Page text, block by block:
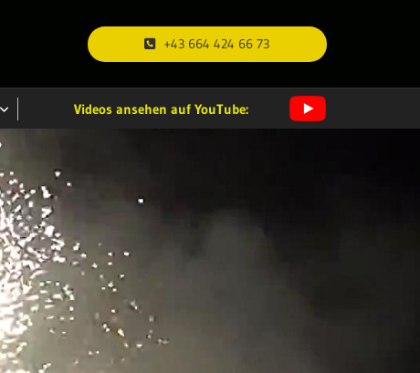
+43 664 424 66 73
Videos ansehen auf YouTube: